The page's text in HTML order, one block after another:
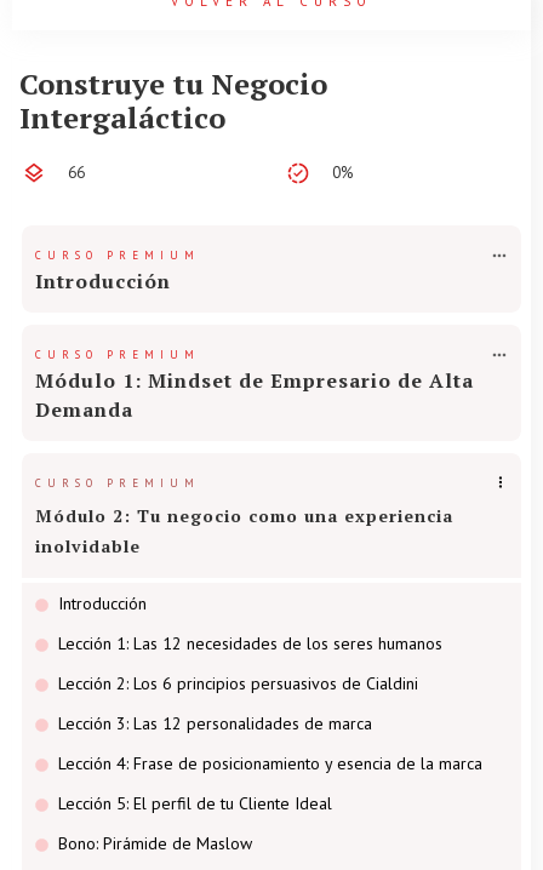
Construye tu Negocio
Intergaláctico
66 0%
CURSO PREMIUM
Introducción
CURSO PREMIUM
Módulo 1: Mindset de Empresario de Alta
Demanda
CURSO PREMIUM
Módulo 2: Tu negocio como una experiencia
inolvidable
Introducción
Lección 1: Las 12 necesidades de los seres humanos
Lección 2: Los 6 principios persuasivos de Cialdini
Lección 3: Las 12 personalidades de marca
Lección 4: Frase de posicionamiento y esencia de la marca
Lección 5: El perfil de tu Cliente Ideal
Bono: Pirámide de Maslow